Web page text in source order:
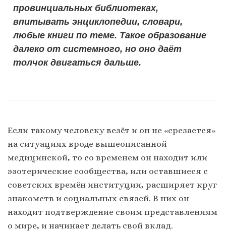
провинциальных библиотеках,
впитывать энциклопедии, словари,
любые книги по теме. Такое образование
далеко от системного, но оно даёт
толчок двигаться дальше.
Если такому человеку везёт и он не «срезается»
на ситуациях вроде вышеописанной
медицинской, то со временем он находит или
эзотерические сообщества, или оставшиеся с
советских времён институции, расширяет круг
знакомств и социальных связей. В них он
находит подтверждение своим представлениям
о мире, и начинает делать свой вклад.